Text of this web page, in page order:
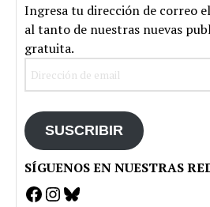
Ingresa tu dirección de correo
al tanto de nuestras nuevas
gratuita.
SUSCRIBIR
SÍGUENOS EN NUESTRAS
Facebook
Instagram
Bluesky